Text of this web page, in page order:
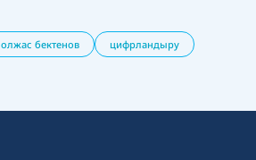
олжас бектенов цифрландыру